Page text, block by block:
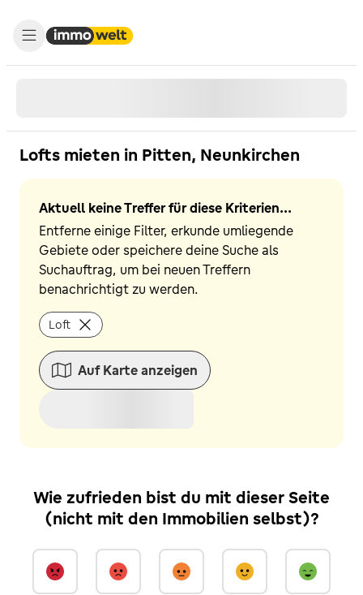
Lofts mieten in Pitten, Neunkirchen
Aktuell keine Treffer für diese Kriterien...
Entferne einige Filter, erkunde umliegende
Gebiete oder speichere deine Suche als
Suchauftrag, um bei neuen Treffern
benachrichtigt zu werden.
Loft
Auf Karte anzeigen
Wie zufrieden bist du mit dieser Seite
(nicht mit den Immobilien selbst)?